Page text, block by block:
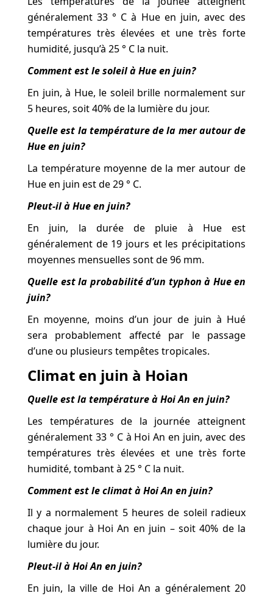
généralement 33 ° C à Hue en juin, avec des
températures très élevées et une très forte
humidité, jusqu’à 25 ° C la nuit.
Comment est le soleil à Hue en juin?
En juin, à Hue, le soleil brille normalement sur
5 heures, soit 40% de la lumière du jour.
Quelle est la température de la mer autour de
Hue en juin?
La température moyenne de la mer autour de
Hue en juin est de 29 ° C.
Pleut-il à Hue en juin?
En juin, la durée de pluie à Hue est
généralement de 19 jours et les précipitations
moyennes mensuelles sont de 96 mm.
Quelle est la probabilité d’un typhon à Hue en
juin?
En moyenne, moins d’un jour de juin à Hué
sera probablement affecté par le passage
d’une ou plusieurs tempêtes tropicales.
Climat en juin à Hoian
Quelle est la température à Hoi An en juin?
Les températures de la journée atteignent
généralement 33 ° C à Hoi An en juin, avec des
températures très élevées et une très forte
humidité, tombant à 25 ° C la nuit.
Comment est le climat à Hoi An en juin?
Il y a normalement 5 heures de soleil radieux
chaque jour à Hoi An en juin – soit 40% de la
lumière du jour.
Pleut-il à Hoi An en juin?
En juin, la ville de Hoi An a généralement 20